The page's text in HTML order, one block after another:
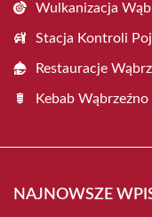
Wulkanizacja
Stacja Kontroli
Restauracje
Kebab Wąbrzeźno
NAJNOWSZE